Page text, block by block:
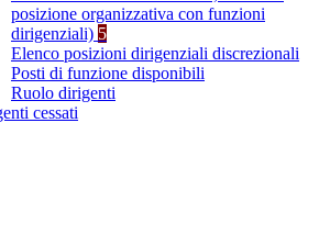
posizione organizzativa con funzioni
dirigenziali) 5
Elenco posizioni dirigenziali discrezionali
Posti di funzione disponibili
Ruolo dirigenti
cessati